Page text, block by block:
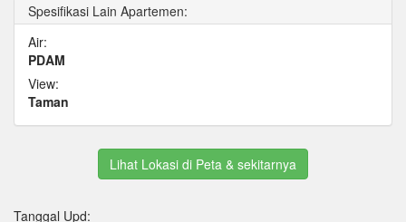
Spesifikasi Lain Apartemen:
Air:
PDAM
View:
Taman
Lihat Lokasi di Peta & sekitarnya
Tanggal Upd: